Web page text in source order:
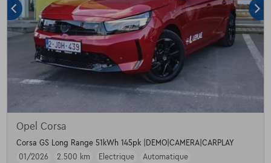
Opel Corsa
Corsa GS Long Range 51kWh 145pk |DEMO|CAMERA|CARPLAY
01/2026
2.500 km Electrique
Automatique